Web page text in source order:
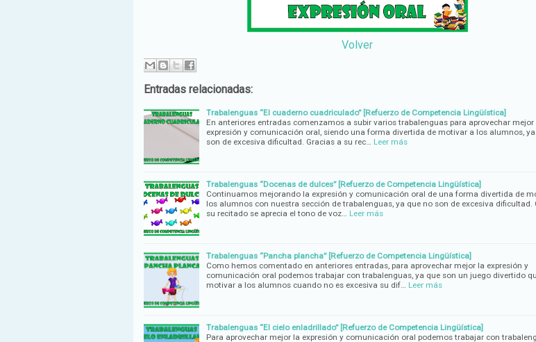
Volver
Entradas relacionadas:
Trabalenguas “El cuaderno cuadriculado” [Refuerzo de Competencia Lingüística]
En anteriores entradas comenzamos a subir varios trabalenguas para aprovechar mejor
expresión y comunicación oral, siendo una forma divertida de motivar a los alumnos,
son de excesiva dificultad. Gracias a su rec…
Leer más
Trabalenguas “Docenas de dulces” [Refuerzo de Competencia Lingüística]
Continuamos mejorando la expresión y comunicación oral de una forma divertida de
los alumnos con nuestra sección de trabalenguas, ya que no son de excesiva dificultad.
su recitado se aprecia el tono de voz…
Leer más
Trabalenguas “Pancha plancha” [Refuerzo de Competencia Lingüística]
Como hemos comentado en anteriores entradas, para aprovechar mejor la expresión y
comunicación oral podemos trabajar con trabalenguas, ya que son un juego divertido
motivar a los alumnos cuando no es excesiva su dif…
Leer más
Trabalenguas “El cielo enladrillado” [Refuerzo de Competencia Lingüística]
Para aprovechar mejor la expresión y comunicación oral podemos trabajar con